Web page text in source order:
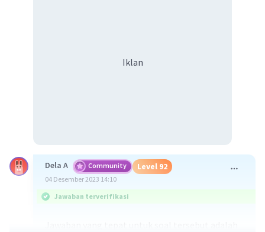
Iklan
Dela A Community Level 92
04 Desember 2023 14:10
Jawaban terverifikasi